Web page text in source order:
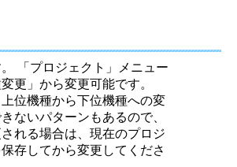
「プロジェクト」メニュー
更」から変更可能です。
位機種から下位機種への変
ないパターンもあるので、
れる場合は、現在のプロジ
存してから変更してくださ